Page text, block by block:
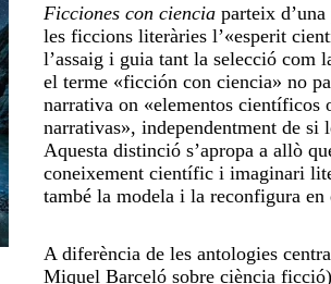
Ficciones con ciencia parteix
les ficcions literàries l’«esperit
l’assaig i guia tant la selecció com
el terme «ficción con ciencia» no
narrativa on «elementos científicos
narrativas», independentment de si
Aquesta distinció s’apropa a allò
coneixement científic i imaginari
també la modela i la reconfigura
A diferència de les antologies
Miquel Barceló sobre ciència